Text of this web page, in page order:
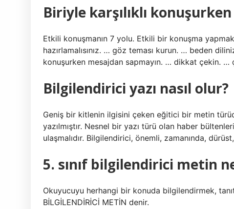
Biriyle karşılıklı
Etkili konuşmanın 7 yolu. Etkili bir konuşma
hazırlamalısınız. … göz teması kurun. … beden
konuşurken mesajdan sapmayın. … dikkat çekin. …
Bilgilendirici yazı nasıl olur?
Geniş bir kitlenin ilgisini çeken eğitici bir metin
yazılmıştır. Nesnel bir yazı türü olan haber
ulaşmalıdır. Bilgilendirici, önemli, zamanında,
5. sınıf bilgilendirici metin
Okuyucuyu herhangi bir konuda bilgilendirmek,
BİLGİLENDİRİCİ METİN denir.